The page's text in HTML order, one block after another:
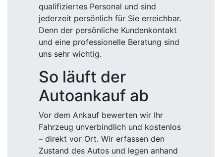
qualifiziertes Personal und sind
jederzeit persönlich für Sie erreichbar.
Denn der persönliche Kundenkontakt
und eine professionelle Beratung sind
uns sehr wichtig.
So läuft der
Autoankauf ab
Vor dem Ankauf bewerten wir Ihr
Fahrzeug unverbindlich und kostenlos
– direkt vor Ort. Wir erfassen den
Zustand des Autos und legen anhand